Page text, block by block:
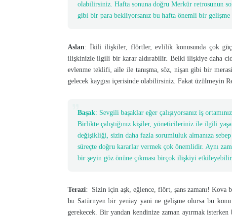
olabilirsiniz. Hafta sonuna doğru Merkür retrosunun
gibi bir para bekliyorsanız bu hafta önemli bir
Aslan: İkili ilişkiler, flörtler, evlilik konusunda çok
ilişkinizle ilgili bir karar aldırabilir. Belki ilişkiye daha
evlenme teklifi, aile ile tanışma, söz, nişan gibi bir
gelecek kaygısı içerisinde olabilirsiniz. Fakat üzülmeyin
Başak: Sevgili başaklar eğer çalışıyorsanız iş
Birlikte çalıştığınız kişiler, yöneticileriniz ile ilgili
değişikliği, sizin daha fazla sorumluluk almanıza
süreçte doğru kararlar vermek çok önemlidir. Aynı
bir şeyin göz önüne çıkması birçok ilişkiyi
Terazi: Sizin için aşk, eğlence, flört, şans zamanı! Kova
bu Satürnyen bir yeniay yani ne gelişme olursa bu
gerekecek. Bir yandan kendinize zaman ayırmak